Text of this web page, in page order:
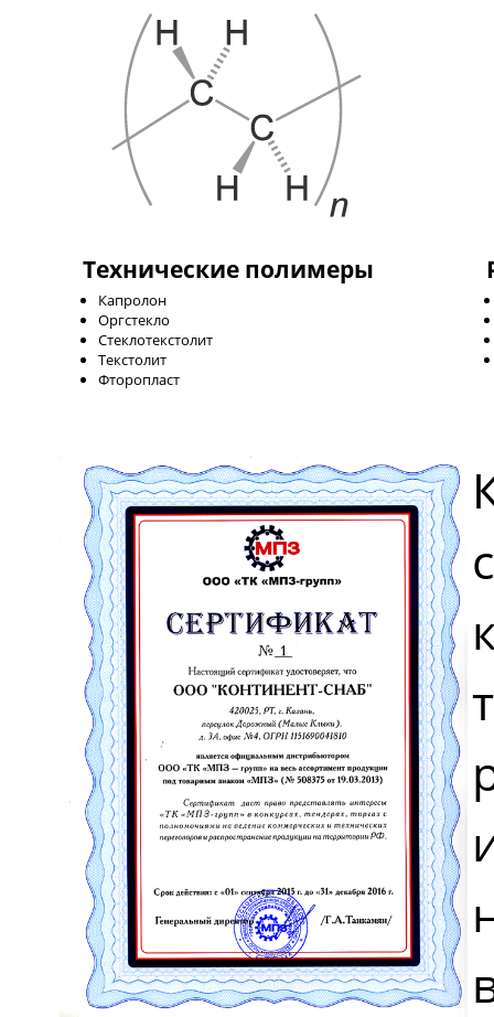
Радиальные однорядные шариковые
подшипники
Радиальные роликовые подшипники
Радиальные роликовые подшипники с
витыми роликами
Упорные роликовые подшипники
Упорные шариковые подшипники
Шарнирные подшипники
Стопорные кольца
Технические полимеры
Капролон
Оргстекло
Стеклотекстолит
Текстолит
Фторопласт